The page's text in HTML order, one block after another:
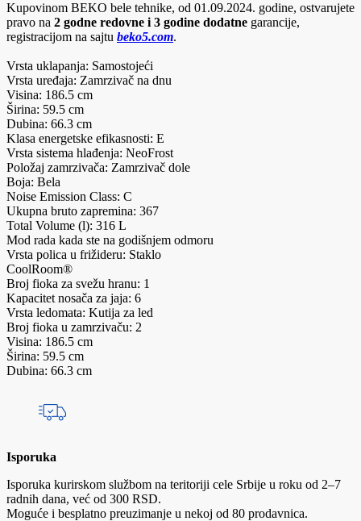
Kupovinom BEKO bele tehnike, od 01.09.2024. godine, ostvarujete
pravo na 2 godne redovne i 3 godine dodatne garancije,
registracijom na sajtu beko5.com.
Vrsta uklapanja: Samostojeći
Vrsta uređaja: Zamrzivač na dnu
Visina: 186.5 cm
Širina: 59.5 cm
Dubina: 66.3 cm
Klasa energetske efikasnosti: E
Vrsta sistema hlađenja: NeoFrost
Položaj zamrzivača: Zamrzivač dole
Boja: Bela
Noise Emission Class: C
Ukupna bruto zapremina: 367
Total Volume (l): 316 L
Mod rada kada ste na godišnjem odmoru
Vrsta polica u frižideru: Staklo
CoolRoom®
Broj fioka za svežu hranu: 1
Kapacitet nosača za jaja: 6
Vrsta ledomata: Kutija za led
Broj fioka u zamrzivaču: 2
Visina: 186.5 cm
Širina: 59.5 cm
Dubina: 66.3 cm
Isporuka
Isporuka kurirskom službom na teritoriji cele Srbije u roku od 2–7
radnih dana, već od 300 RSD.
Moguće i besplatno preuzimanje u nekoj od 80 prodavnica.